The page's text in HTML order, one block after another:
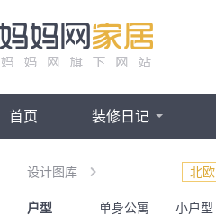
首页 装修日记
设计图库 北欧
户型 单身公寓 小户型